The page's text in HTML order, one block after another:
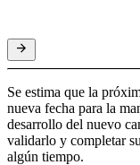
Se estima que la
nueva fecha para la
desarrollo del nuevo
validarlo y completar
algún tiempo.